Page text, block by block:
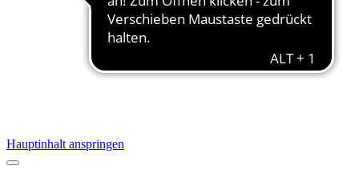
Hauptinhalt anspringen